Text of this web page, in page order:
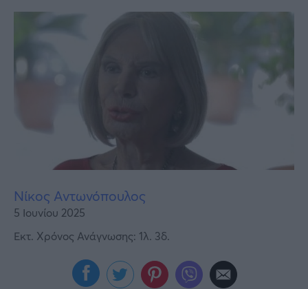
Γυναίκα
Νίκος Αντωνόπουλος
5 Ιουνίου 2025
Εκτ. Χρόνος Ανάγνωσης: 1λ. 3δ.